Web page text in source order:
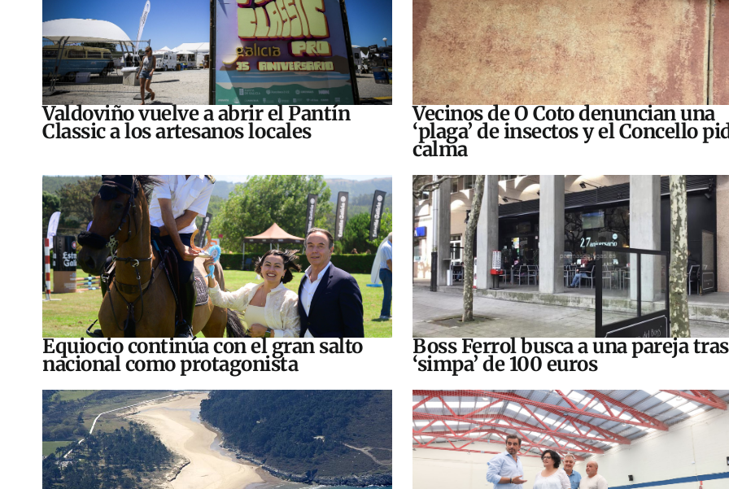
Valdoviño vuelve a abrir el Pantín
Classic a los artesanos locales
Vecinos de O Coto denuncian una
‘plaga’ de insectos y el Concello
calma
Equiocio continúa con el gran salto
nacional como protagonista
Boss Ferrol busca a una pareja
‘simpa’ de 100 euros